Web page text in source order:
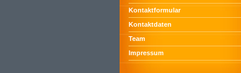
Kontaktformular
Kontaktdaten
Team
Impressum